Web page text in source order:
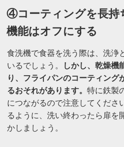
④コーティングを長持
機能はオフにする
食洗機で食器を洗う際は、洗浄
いるでしょう。
しかし、乾燥機
り、フライパンのコーティング
るおそれがあります。 特に鉄製
につながるので注意してくださ
るように、洗い終わったら扉を
かしましょう。